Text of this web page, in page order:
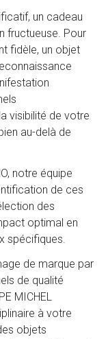
un cadeau
fructueuse. Pour
fidèle, un objet
visibilité de votre
au-delà de
notre équipe
de ces
des
optimal en
spécifiques.
de marque par
de qualité
MICHEL
à votre
objets